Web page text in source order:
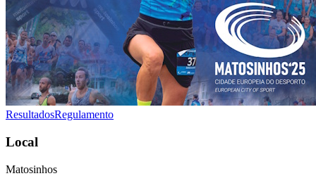
ResultadosRegulamento
Local
Matosinhos